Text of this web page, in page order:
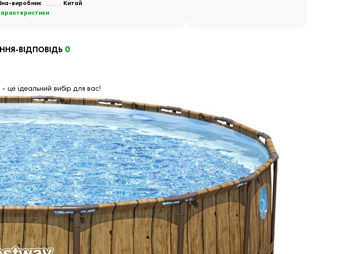
виробник
Китай
ВІДПОВІДЬ 0
це ідеальний вибір для вас!